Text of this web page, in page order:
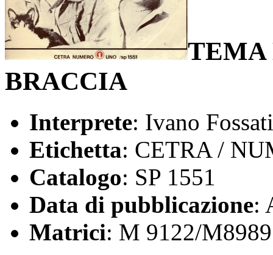
TEMA
BRACCIA
Interprete: Ivano
Etichetta: CETRA /
Catalogo: SP 1551
Data di pubblicazione:
Matrici: M 9122/M8989